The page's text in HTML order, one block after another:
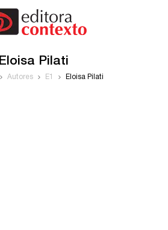
Eloisa Pilati
Autores E1 Eloisa Pilati